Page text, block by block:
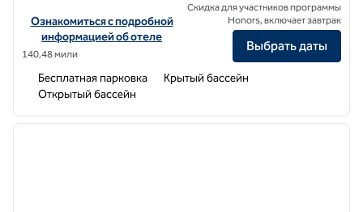
Посмотреть информацию об отеле Eagles Villas, a SLH Hotel
Ознакомиться с подробной
информацией об отеле
140,48 мили
Скидка для участников программы
Honors, включает завтрак
Выбрать даты
Бесплатная парковка
Крытый бассейн
Открытый бассейн
1 из 12